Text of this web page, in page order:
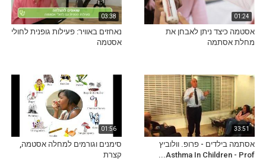
01:24
אסטמה כיצד ניתן לאבחן את
מחלת אסתמה
03:38
נאחזים באוויר: פעילות גופנית לחולי
אסטמה
33:51
אסתמה בילדים - פרופ. וולוביץ
Asthma In Children - Prof...
01:56
סימנים וגורמים למחלה אסטמה,
קצרת